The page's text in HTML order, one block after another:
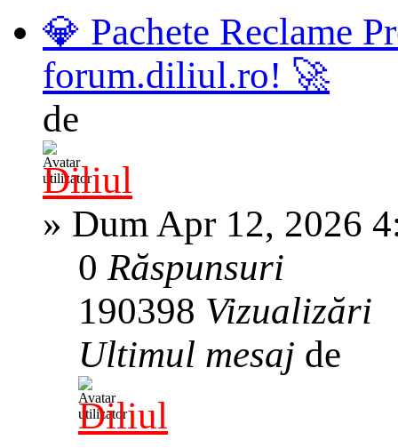
💎 Pachete Reclame
forum.diliul.ro! 🚀
de
Diliul
» Dum Apr 12, 2026
0Răspunsuri
190398 Vizualizări
Ultimul mesaj de
Diliul